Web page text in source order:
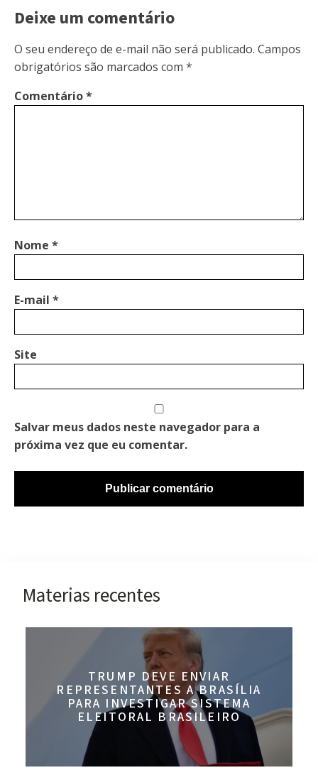
Deixe um comentário
O seu endereço de e-mail não será publicado. Campos
obrigatórios são marcados com *
Comentário*
Nome *
E-mail *
Site
Salvar meus dados neste navegador para a
próxima vez que eu comentar.
Materias recentes
TRUMP DEVE ENVIAR
REPRESENTANTES A BRASÍLIA
PARA INVESTIGAR SISTEMA
ELEITORAL BRASILEIRO